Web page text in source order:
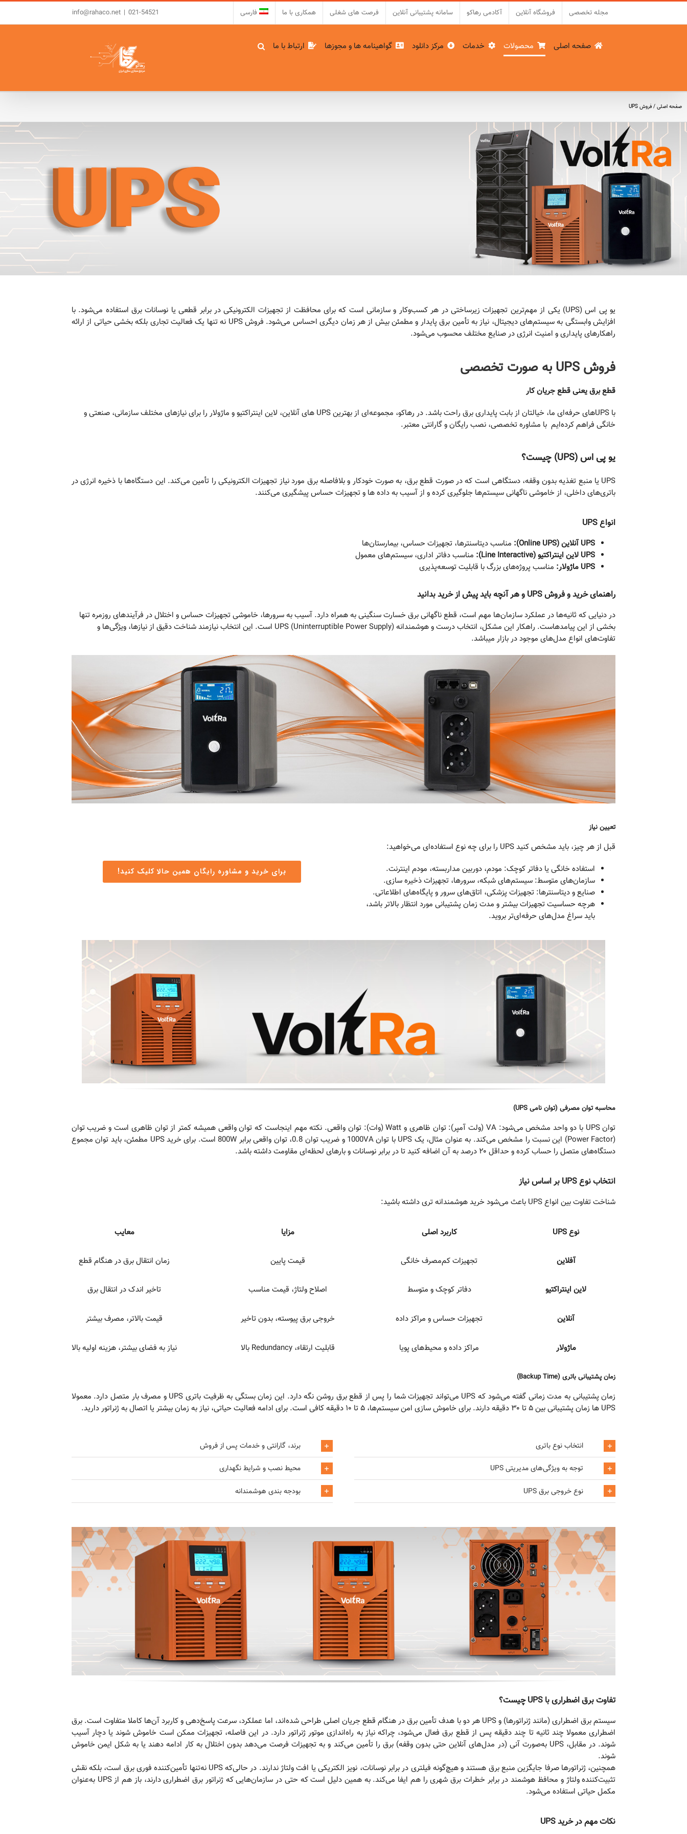
رفتن
مجله تخصصی فروشگاه آنلاین آکادمی رهاکو سامانه پشتیبانی آنلاین فرصت های شغلی همکاری با ما فارسی 021-54521
|
info@rahaco.net
صفحه اصلی محصولات خدمات مرکز دانلود گواهینامه ها و مجوزها ارتباط با ما
صفحه اصلی / فروش UPS
یو‌ پی‌ اس (UPS) یکی از مهم‌ترین تجهیزات زیرساختی در هر کسب‌وکار و سازمانی است که برای محافظت از تجهیزات الکترونیکی در برابر قطعی یا نوسانات برق استفاده می‌شود. با
افزایش وابستگی به سیستم‌های دیجیتال، نیاز به تأمین برق پایدار و مطمئن بیش از هر زمان دیگری احساس می‌شود. فروش UPS نه‌ تنها یک فعالیت تجاری بلکه بخشی حیاتی از ارائه
راهکارهای پایداری و امنیت انرژی در صنایع مختلف محسوب می‌شود.
فروش UPS به صورت تخصصی
قطع برق یعنی قطع جریان کار
با UPSهای حرفه‌ای ما، خیالتان از بابت پایداری برق راحت باشد. در رهاکو، مجموعه‌ای از بهترین UPS های آنلاین، لاین اینتراکتیو و ماژولار را برای نیازهای مختلف سازمانی، صنعتی و
خانگی فراهم کرده‌ایم با مشاوره تخصصی، نصب رایگان و گارانتی معتبر.
یو پی اس (UPS) چیست؟
UPS یا منبع تغذیه بدون وقفه، دستگاهی است که در صورت قطع برق، به‌ صورت خودکار و بلافاصله برق مورد نیاز تجهیزات الکترونیکی را تأمین می‌کند. این دستگاه‌ها با ذخیره انرژی در
باتری‌های داخلی، از خاموشی ناگهانی سیستم‌ها جلوگیری کرده و از آسیب به داده‌ ها و تجهیزات حساس پیشگیری می‌کنند.
انواع UPS
UPS آنلاین (Online UPS):
مناسب دیتاسنترها، تجهیزات حساس، بیمارستان‌ها
UPS لاین اینتراکتیو (Line Interactive):
مناسب دفاتر اداری، سیستم‌های معمول
UPS ماژولار:
مناسب پروژه‌های بزرگ با قابلیت توسعه‌پذیری
راهنمای خرید و فروشUPS و هر آنچه باید پیش از خرید بدانید
در دنیایی که ثانیه‌ها در عملکرد سازمان‌ها مهم است، قطع ناگهانی برق خسارت سنگینی به همراه دارد. آسیب به سرورها، خاموشی تجهیزات حساس و اختلال در فرآیندهای روزمره تنها
بخشی از این پیامدهاست. راهکار این مشکل، انتخاب درست و هوشمندانه‌ UPS (Uninterruptible Power Supply) است. این انتخاب نیازمند شناخت دقیق از نیازها، ویژگی‌ها و
تفاوت‌های انواع مدل‌های موجود در بازار میباشد.
تعیین نیاز
قبل از هر چیز، باید مشخص کنید UPS را برای چه نوع استفاده‌ای می‌خواهید:
استفاده خانگی یا دفاتر کوچک: مودم، دوربین مداربسته، مودم اینترنت.
سازمان‌های متوسط: سیستم‌های شبکه، سرورها، تجهیزات ذخیره‌ سازی.
صنایع و دیتاسنترها: تجهیزات پزشکی، اتاق‌های سرور و پایگاه‌های اطلاعاتی.
هرچه حساسیت تجهیزات بیشتر و مدت زمان پشتیبانی مورد انتظار بالاتر باشد،
باید سراغ مدل‌های حرفه‌ای‌تر بروید.
برای خرید و مشاوره رایگان همین حالا کلیک کنید!
محاسبه توان مصرفی (توان نامی UPS)
توان UPS با دو واحد مشخص می‌شود: VA (ولت آمپر): توان ظاهری و Watt (وات): توان واقعی. نکته مهم اینجاست که توان واقعی همیشه کمتر از توان ظاهری است و ضریب توان
(Power Factor) این نسبت را مشخص می‌کند. به عنوان مثال، یک UPS با توان 1000VA و ضریب توان 0.8، توان واقعی‌ برابر 800W است. برای خرید UPS مطمئن، باید توان مجموع
دستگاه‌های متصل را حساب کرده و حداقل ۲۰ درصد به آن اضافه کنید تا در برابر نوسانات و بارهای لحظه‌ای مقاومت داشته باشد.
انتخاب نوع UPS بر اساس نیاز
شناخت تفاوت بین انواع UPS باعث می‌شود خرید هوشمندانه ‌تری داشته باشید:
نوعUPS کاربرد اصلی مزایا معایب
آفلاین تجهیزات کم‌مصرف خانگی قیمت پایین زمان انتقال برق در هنگام قطع
لاین اینتراکتیو دفاتر کوچک و متوسط اصلاح ولتاژ، قیمت مناسب تاخیر اندک در انتقال برق
آنلاین تجهیزات حساس و مراکز داده خروجی برق پیوسته، بدون تاخیر قیمت بالاتر، مصرف بیشتر
ماژولار مراکز داده و محیط‌های پویا قابلیت ارتقاء، Redundancy بالا نیاز به فضای بیشتر، هزینه اولیه بالا
زمان پشتیبانی باتری (Backup Time)
زمان پشتیبانی به مدت زمانی گفته می‌شود که UPS می‌تواند تجهیزات شما را پس از قطع برق روشن نگه دارد. این زمان بستگی به ظرفیت باتری UPS و مصرف بار متصل دارد. معمولا
UPS ها زمان پشتیبانی بین ۵ تا ۳۰ دقیقه دارند. برای خاموش ‌سازی امن سیستم‌ها، ۵ تا ۱۰ دقیقه کافی است. برای ادامه فعالیت حیاتی، نیاز به زمان بیشتر یا اتصال به ژنراتور دارید.
انتخاب نوع باتری
توجه به ویژگی‌های مدیریتی UPS
نوع خروجی برق UPS
برند، گارانتی و خدمات پس از فروش
محیط نصب و شرایط نگهداری
بودجه ‌بندی هوشمندانه
تفاوتبرقاضطراری با UPSچیست؟
سیستم برق اضطراری (مانند ژنراتورها) و UPS هر دو با هدف تأمین برق در هنگام قطع جریان اصلی طراحی شده‌اند، اما عملکرد، سرعت پاسخ‌دهی و کاربرد آن‌ها کاملا متفاوت است. برق
اضطراری معمولا چند ثانیه تا چند دقیقه پس از قطع برق فعال می‌شود، چراکه نیاز به راه‌اندازی موتور ژنراتور دارد. در این فاصله، تجهیزات ممکن است خاموش شوند یا دچار آسیب
شوند. در مقابل، UPS به‌صورت آنی (در مدل‌های آنلاین حتی بدون وقفه) برق را تأمین می‌کند و به تجهیزات فرصت می‌دهد بدون اختلال به کار ادامه دهند یا به شکل ایمن خاموش
شوند.
همچنین، ژنراتورها صرفا جایگزین منبع برق هستند و هیچ‌گونه فیلتری در برابر نوسانات، نویز الکتریکی یا افت ولتاژ ندارند. در حالی‌که UPS نه‌تنها تأمین‌کننده فوری برق است، بلکه نقش
تثبیت‌کننده ولتاژ و محافظ هوشمند در برابر خطرات برق شهری را هم ایفا می‌کند. به همین دلیل است که حتی در سازمان‌هایی که ژنراتور برق اضطراری دارند، باز هم از UPS به‌عنوان
مکمل حیاتی استفاده می‌شود.
نکات مهم در خریدUPS